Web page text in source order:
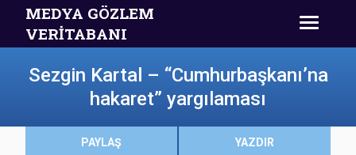
MEDYA GÖZLEM
VERİTABANI
Sezgin Kartal – “Cumhurbaşkanı’na
hakaret” yargılaması
PAYLAŞ YAZDIR